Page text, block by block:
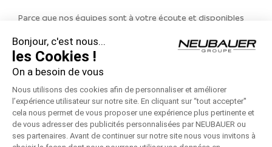
Parce que nos équipes sont à votre écoute et disponibles
également de vous rappeler en appel
VISIO!
Toute la gamme de véhicules NISSAN à l’essai !
* voir conditions en concession
CONTACTEZ-NOUS
Bonjour, c'est nous...
les Cookies !
On a besoin de vous
Nous utilisons des cookies afin de personnaliser et améliorer
l’expérience utilisateur sur notre site. En cliquant sur “tout accepter''
cela nous permet de vous proposer une expérience plus pertinente et
de vous adresser des publicités personnalisées par NEUBAUER ou
ses partenaires. Avant de continuer sur notre site nous vous invitons à